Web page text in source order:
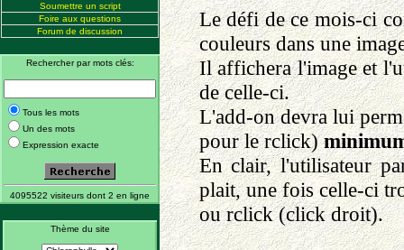
Soumettre un script
Foire aux questions
Forum de discussion
Rechercher par mots clés:
Tous les mots
Un des mots
Expression exacte
4095522 visiteurs dont 2 en ligne
Thème du site
Le défi de ce mois-ci
couleurs dans une
Il affichera l'image et
de celle-ci.
L'add-on devra lui
pour le rclick)
En clair, l'utilisateur
plait, une fois celle-ci
ou rclick (click droit).